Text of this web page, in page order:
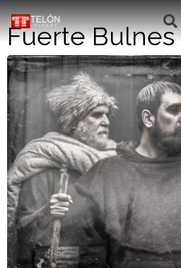
Fuerte Bulnes